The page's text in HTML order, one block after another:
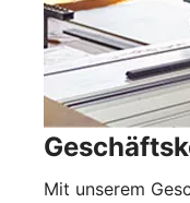
Mit unserem